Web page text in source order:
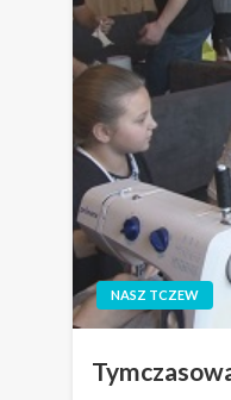
NASZ TCZEW